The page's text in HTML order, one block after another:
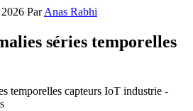
ParAnas Rabhi
séries temporelles